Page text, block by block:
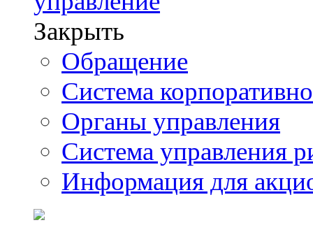
Закрыть
Обращение
Система
Органы управления
Система управления
Информация для